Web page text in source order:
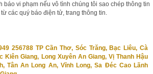
báo vi phạm nếu vô tình chúng tôi sao chép thông tin
các quý báo điện tử, trang thông tin.
256788 TP Cần Thơ, Sóc Trăng, Bạc Liêu, Cà
Kiên Giang, Long Xuyên An Giang, Vị Thanh Hậu
Tân An Long An, Vĩnh Long, Sa Đéc Cao Lãnh